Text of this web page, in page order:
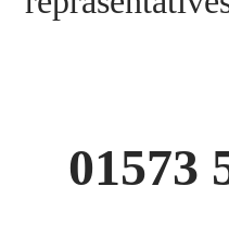
01573